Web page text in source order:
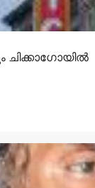
ചിക്കാഗോയില്‍